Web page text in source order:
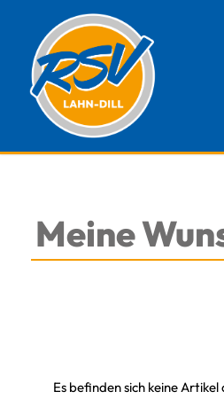
Meine
Es befinden sich keine